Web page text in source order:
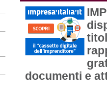
documenti e